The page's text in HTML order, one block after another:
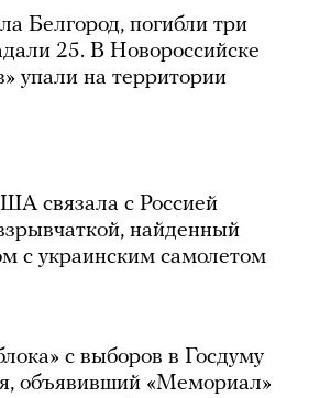
Белгород, погибли три
25. В Новороссийске
упали на территории
связала с Россией
найденный
с украинским самолетом
с выборов в Госдуму
объявивший «Мемориал»